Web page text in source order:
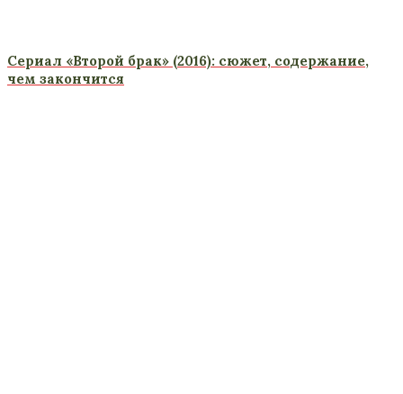
Сериал «Второй брак» (2016): сюжет, содержание,
чем закончится